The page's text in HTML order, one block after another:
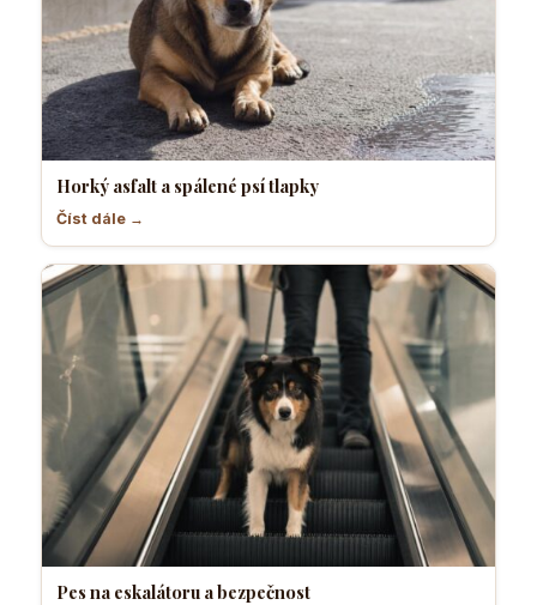
Horký asfalt a spálené psí tlapky
Číst dále →
Pes na eskalátoru a bezpečnost